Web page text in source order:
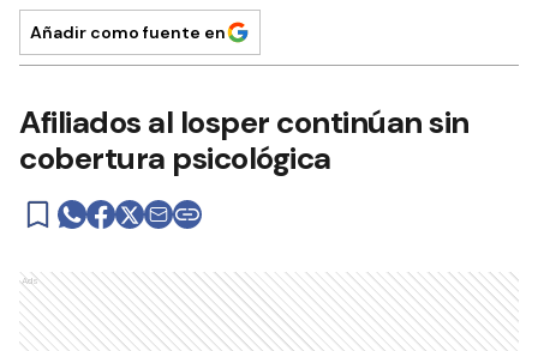
Añadir como fuente en
Afiliados al Iosper continúan sin
cobertura psicológica
Ads